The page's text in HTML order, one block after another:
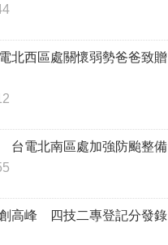
北西區處關懷弱勢爸爸致贈
台電北南區處加強防颱整備
高峰 四技二專登記分發錄